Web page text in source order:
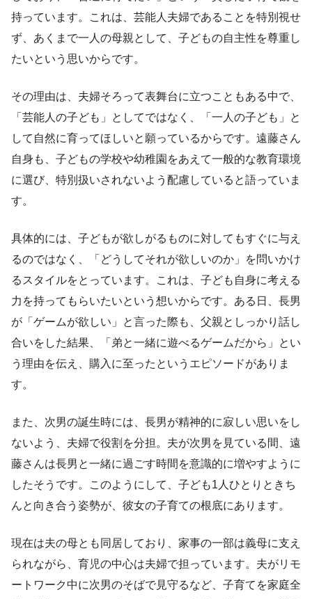
持っています。これは、芸能人夫婦であることを特別視せ
ず、あくまで一人の母親として、子どもの自主性を尊重し
たいという思いからです。
その理由は、夫婦そろって表舞台に立つこともある中で、
「芸能人の子ども」としてではなく、「一人の子ども」と
して自然に育ってほしいと願っているからです。遠藤さん
自身も、子どもの学校や幼稚園をあえて一般的な教育環境
に選び、特別扱いされないよう配慮していると語っていま
す。
具体的には、子どもが欲しがるものに対してもすぐに与え
るのではなく、「どうしてそれが欲しいのか」を問いかけ
るスタイルをとっています。これは、子ども自身に考える
力を持ってもらいたいという想いからです。ある日、長男
が「ゲームが欲しい」と言った際も、父親としっかり話し
合いをした結果、「弟と一緒に遊べるゲームだから」とい
う理由を伝え、購入に至ったというエピソードがありま
す。
また、次男の誕生時には、長男が精神的に寂しい思いをし
ないよう、夫婦で役割を分担。夫が次男を見ている間、遠
藤さんは長男と一緒に過ごす時間を意識的に増やすように
したそうです。このようにして、子ども1人ひとりときち
んと向き合う姿勢が、彼女の子育ての根底にあります。
現在は夫の母とも同居しており、家事の一部は義母に支え
られながら、育児の中心は夫婦で担っています。夫がリモ
ートワーク中に次男のそばで見守るなど、子育てを家庭全